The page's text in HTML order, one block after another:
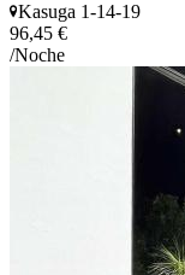
Kasuga 1-14-19
96,45 €
/Noche